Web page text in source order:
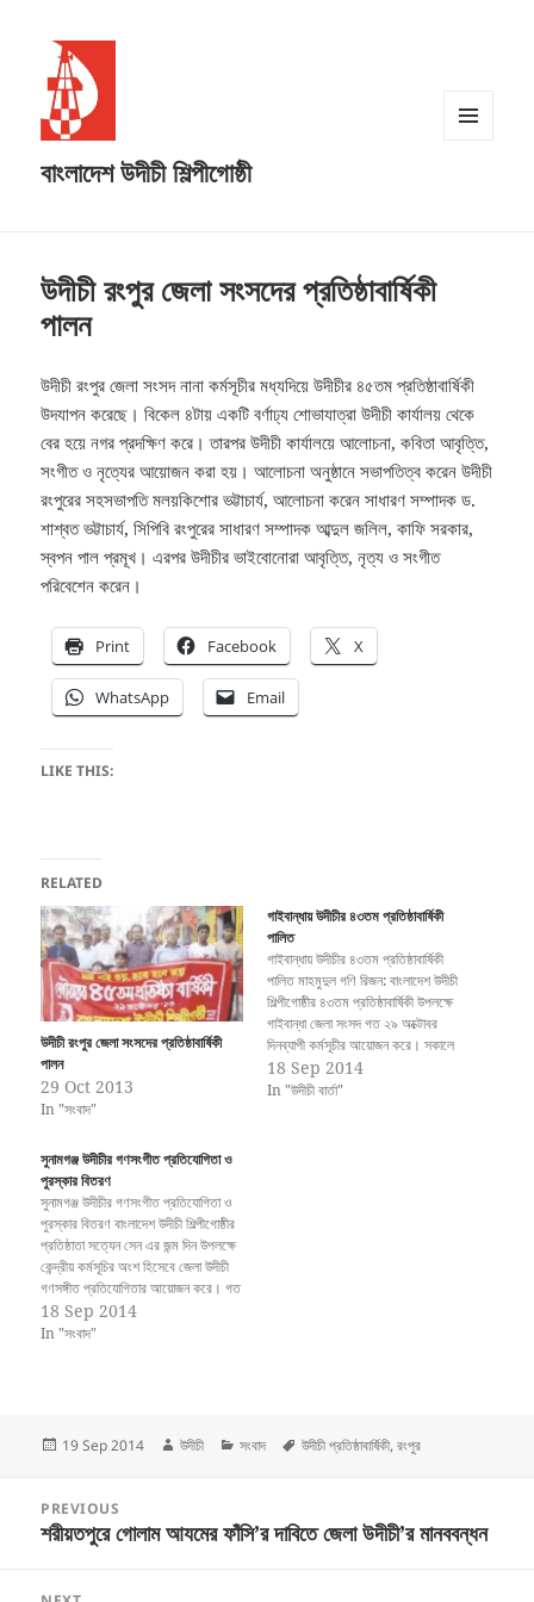
বাংলাদেশ উদীচী শিল্পীগোষ্ঠী
উদীচী রংপুর জেলা সংসদের প্রতিষ্ঠাবার্ষিকী
পালন
উদীচী রংপুর জেলা সংসদ নানা কর্মসূচীর মধ্যদিয়ে উদীচীর ৪৫তম প্রতিষ্ঠাবার্ষিকী
উদযাপন করেছে। বিকেল ৪টায় একটি বর্ণাঢ্য শোভাযাত্রা উদীচী কার্যালয় থেকে
বের হয়ে নগর প্রদক্ষিণ করে।তারপর উদীচী কার্যালয়ে আলোচনা, কবিতা আবৃত্তি,
সংগীত ও নৃত্যের আয়োজন করা হয়। আলোচনা অনুষ্ঠানে সভাপতিত্ব করেন উদীচী
রংপুরের সহসভাপতি মলয়কিশোর ভট্টাচার্য, আলোচনা করেন সাধারণ সম্পাদক ড.
শাশ্বত ভট্টাচার্য, সিপিবি রংপুরের সাধারণ সম্পাদক আব্দুল জলিল, কাফি সরকার,
স্বপন পাল প্রমূখ। এরপর উদীচীর ভাইবোনোরা আবৃত্তি, নৃত্য ও সংগীত
পরিবেশেন করেন।
Print Facebook X
WhatsApp Email
LIKE THIS:
RELATED
উদীচী রংপুর জেলা সংসদের প্রতিষ্ঠাবার্ষিকী
পালন
29 Oct 2013
In "সংবাদ"
গাইবান্ধায় উদীচীর ৪৩তম প্রতিষ্ঠাবার্ষিকী
পালিত
গাইবান্ধায় উদীচীর ৪৩তম প্রতিষ্ঠাবার্ষিকী
পালিত মাহমুদুল গণি রিজন: বাংলাদেশ উদীচী
শিল্পীগোষ্ঠীর ৪৩তম প্রতিষ্ঠাবার্ষিকী উপলক্ষে
গাইবান্ধা জেলা সংসদ গত ২৯ অক্টোবর
দিনব্যাপী কর্মসূচীর আয়োজন করে। সকালে
সংগঠনের জেলা কার্যালয়ের সামনে জাতীয় ও
সংগঠনের পতাকা উত্তোলন শেষে একটি
18 Sep 2014
In "উদীচী বার্তা"
সুনামগঞ্জ উদীচীর গণসংগীত প্রতিযোগিতা ও
পুরস্কার বিতরণ
সুনামগঞ্জ উদীচীর গণসংগীত প্রতিযোগিতা ও
পুরস্কার বিতরণ বাংলাদেশ উদীচী শিল্পীগোষ্ঠীর
প্রতিষ্ঠাতা সত্যেন সেন এর জন্ম দিন উপলক্ষে
কেন্দ্রীয় কর্মসূচির অংশ হিসেবে জেলা উদীচী
গণসঙ্গীত প্রতিযোগিতার আয়োজন করে। গত
৪ মার্চ ২০১১ সকালে এ কর্মসূচি স্থানীয় এইচ
এম পি উচ্চ বিদ্যালয় প্রাঙ্গণে অনুষ্ঠিত হয়।
18 Sep 2014
In "সংবাদ"
Posted
19 Sep 2014 Author
উদীচী Categories
সংবাদ Tags
উদীচী প্রতিষ্ঠাবার্ষিকী,রংপুর
navigation
PREVIOUS
Previous
শরীয়তপুরে গোলাম আযমের ফাঁসি’র দাবিতে জেলা উদীচী’র মানববন্ধন